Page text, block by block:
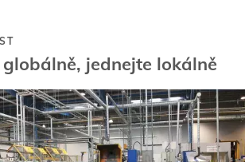
jednejte lokálně